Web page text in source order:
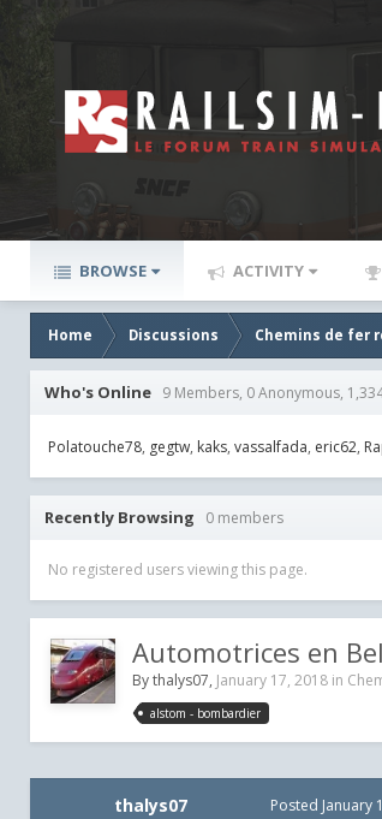
BROWSE ACTIVITY
Home Discussions Chemins de fer
Who's Online 9 Members, 0 Anonymous,
Polatouche78 gegtw kaks vassalfada eric62
Recently Browsing 0 members
No registered users viewing this page.
Automotrices en
Bythalys07, January 17, 2018 in
alstom - bombardier
thalys07 Posted January